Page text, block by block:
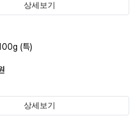
상세보기
(특)
상세보기